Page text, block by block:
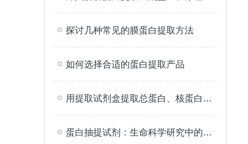
探讨几种常见的膜蛋白提取方法
如何选择合适的蛋白提取产品
用提取试剂盒提取总蛋白、核蛋白、膜蛋白
蛋白抽提试剂：生命科学研究中的重要工具